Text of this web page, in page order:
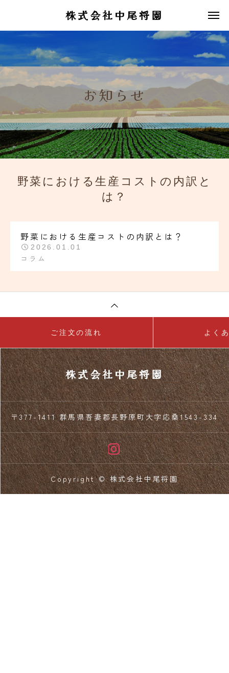
株式会社中尾将園
お知らせ
野菜における生産コストの内訳と
は？
野菜における生産コストの内訳とは？
2026.01.01
コラム
ご注文の流れ よく
株式会社中尾将園
〒377-1411 群馬県吾妻郡長野原町大字応桑1543-334
Copyright © 株式会社中尾将園